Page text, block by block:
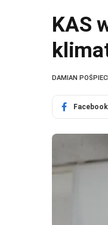
KAS
DAMIAN
Facebook